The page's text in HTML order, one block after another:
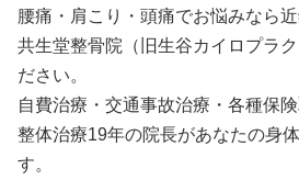
腰痛・肩こり・頭痛でお悩みなら
共生堂整骨院（旧生谷カイロプラ
ださい。
自費治療・交通事故治療・各種保険
整体治療19年の院長があなたの身
す。